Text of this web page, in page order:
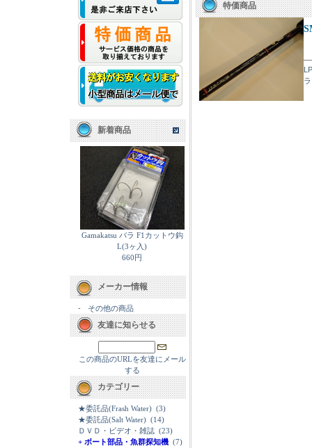
新着商品
Gamakatsu バラ F1カットウ鈎
L(3ヶ入)
660円
メーカー情報
- その他の商品
友達に知らせる
この商品のURLを友達にメール
する
カテゴリー
★委託品(Frash Water) (3)
★委託品(Salt Water) (14)
ＤＶＤ・ビデオ・雑誌 (23)
+ ボート部品・魚群探知機 (7)
特価商品